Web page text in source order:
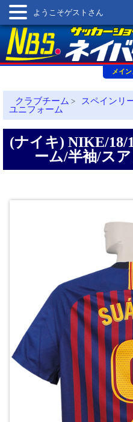
メイ
ようこそゲストさん
クラブチーム > スペインリ
ユニフォーム
(ナイキ) NIKE/
ーム/半袖/スア